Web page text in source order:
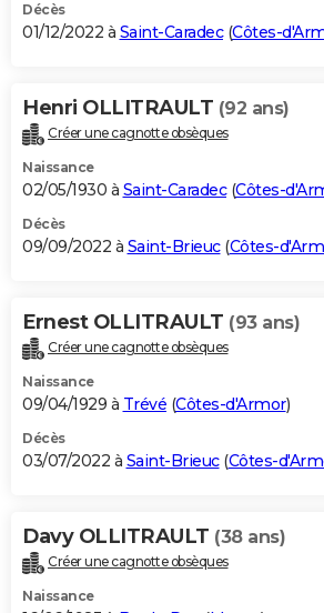
Décès
01/12/2022 à Saint-Caradec(Côtes-
Henri OLLITRAULT (92 ans)
Créer une cagnotte obsèques
Naissance
02/05/1930 à Saint-Caradec(Côtes-
Décès
09/09/2022 à Saint-Brieuc(Côtes-
Ernest OLLITRAULT (93 ans)
Créer une cagnotte obsèques
Naissance
09/04/1929 à Trévé (Côtes-d'Armor)
Décès
03/07/2022 à Saint-Brieuc(Côtes-
Davy OLLITRAULT (38 ans)
Créer une cagnotte obsèques
Naissance